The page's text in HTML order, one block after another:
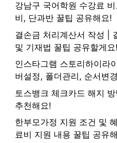
강남구 국어학원 수강료
비, 단과반 꿀팁 공유해요!
결손금 처리계산서 작성 |
및 기재법 꿀팁 공유할게요!
인스타그램 스토리하이라
버설정, 폴더관리, 순서변
토스뱅크 체크카드 해지
추천해요!
한부모가정 지원 조건 및
료비 지원 내용 꿀팁 공유